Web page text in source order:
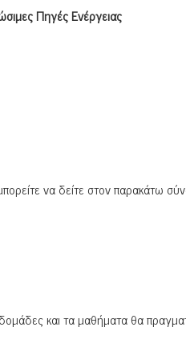
Πηγές Ενέργειας
να δείτε στον παρακάτω
και τα μαθήματα θα